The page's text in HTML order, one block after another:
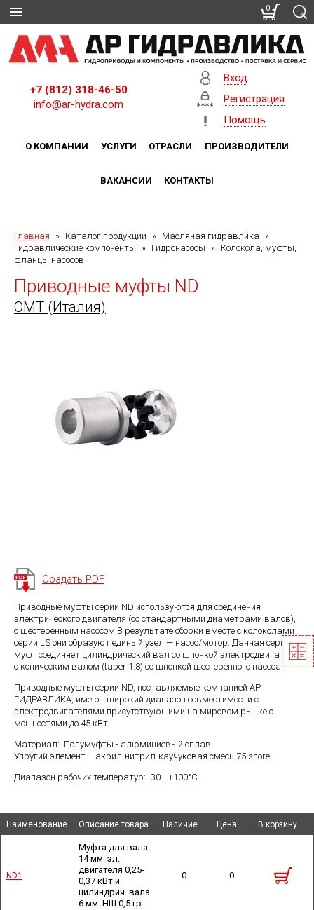
+7 (812) 318-46-50
info@ar-hydra.com
Вход
Регистрация
Помощь
О КОМПАНИИ УСЛУГИ ОТРАСЛИ ПРОИЗВОДИТЕЛИ
ВАКАНСИИ КОНТАКТЫ
Главная » Каталог продукции » Масляная гидравлика
»
Гидравлические компоненты
» Гидронасосы » Колокола, муфты,
фланцы насосов
Приводные муфты ND
OMT (Италия)
Создать PDF
Приводные муфты серии ND используются для соединения
электрического двигателя (со стандартными диаметрами валов),
с шестеренным насосом.В результате сборки вместе с колоколами
серии LS они образуют единый узел — насос/мотор. Данная серия
муфт соединяет цилиндрический вал со шпонкой электродвигателя
с коническим валом (taper 1:8) со шпонкой шестеренного насоса.
Приводные муфты серии ND, поставляемые компанией АР
ГИДРАВЛИКА, имеют широкий диапазон совместимости с
электродвигателями присутствующими на мировом рынке с
мощностями до 45 кВт.
Материал: Полумуфты - алюминиевый сплав.
Упругий элемент – акрил-нитрил-каучуковая смесь 75 shore
Диапазон рабочих температур: -30… +100°С
Наименование Описание товара Наличие Цена В корзину
ND1
Муфта для вала
14 мм. эл.
двигателя 0,25-
0,37 кВт и
цилиндрич. вала
6 мм. НШ 0,5 гр.
0 0
Наименование
ND1
Наименование
Наименование Описание товара Наличие Цена В корзину
0